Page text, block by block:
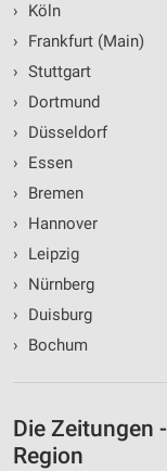
›
Köln
›
Frankfurt (Main)
› Stuttgart
›
Dortmund
›
Düsseldorf
›
Essen
›
Bremen
›
Hannover
›
Leipzig
›
Nürnberg
›
Duisburg
›
Bochum
Die Zeitungen
Region